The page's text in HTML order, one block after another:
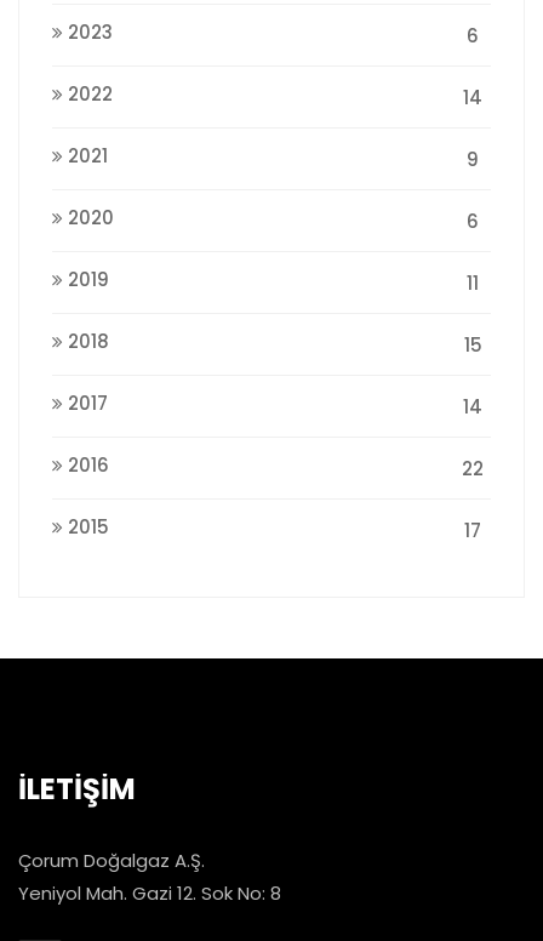
2023 6
2022 14
2021 9
2020 6
2019 11
2018 15
2017 14
2016 22
2015 17
İLETİŞİM
Çorum Doğalgaz A.Ş.
Yeniyol Mah. Gazi 12. Sok No: 8